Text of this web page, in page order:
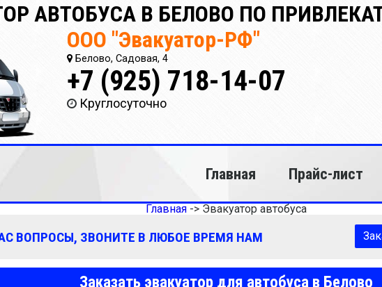
АВТОБУСА В БЕЛОВО ПО
ООО "Эвакуатор-РФ"
Белово, Садовая, 4
+7 (925) 718-14-07
Круглосуточно
Главная Прайс-лист
Главная-> Эвакуатор автобуса
ВОПРОСЫ, ЗВОНИТЕ В ЛЮБОЕ ВРЕМЯ НАМ
Заказать эвакуатор для автобуса в Белово